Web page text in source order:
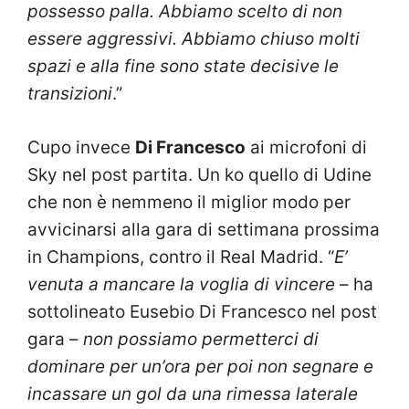
possesso palla. Abbiamo scelto di non
essere aggressivi. Abbiamo chiuso molti
spazi e alla fine sono state decisive le
transizioni.”
Cupo invece Di Francesco ai microfoni di
Sky nel post partita. Un ko quello di Udine
che non è nemmeno il miglior modo per
avvicinarsi alla gara di settimana prossima
in Champions, contro il Real Madrid. “E’
venuta a mancare la voglia di vincere – ha
sottolineato Eusebio Di Francesco nel post
gara – non possiamo permetterci di
dominare per un’ora per poi non segnare e
incassare un gol da una rimessa laterale